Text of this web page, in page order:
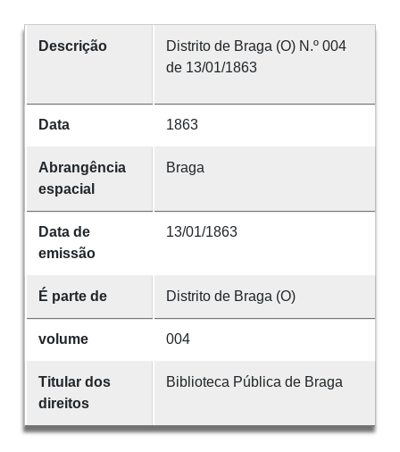
Descrição
Distrito de Braga (O) N.º 004
de 13/01/1863
Data 1863
Abrangência
espacial
Braga
Data de
emissão
13/01/1863
É parte de Distrito de Braga (O)
volume 004
Titular dos
direitos
Biblioteca Pública de Braga